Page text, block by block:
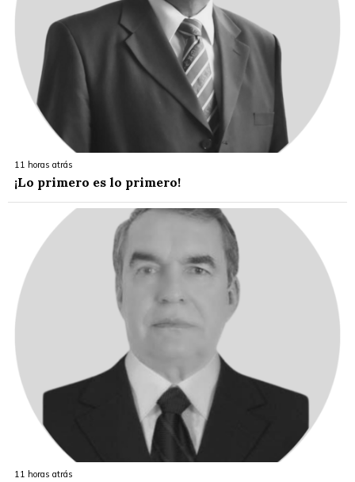
11 horas atrás
¡Lo primero es lo primero!
11 horas atrás